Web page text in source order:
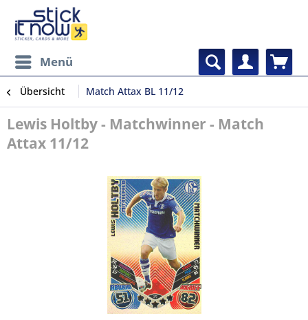
Menü
Übersicht Match Attax BL 11/12
Lewis Holtby - Matchwinner - Match
Attax 11/12